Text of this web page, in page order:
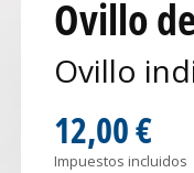
Ovillo
Ovillo
12,00 €
Impuestos incluidos